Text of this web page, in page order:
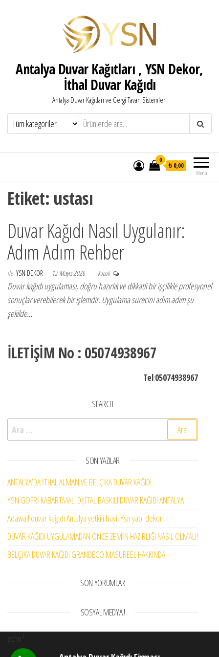
Antalya Duvar Kağıtları , YSN Dekor,
İthal Duvar Kağıdı
Antalya Duvar Kağıtları ve Gergi Tavan Sistemleri
Menü
0
₺ 0,00
Etiket: ustası
Duvar Kağıdı Nasıl Uygulanır:
Adım Adım Rehber
ile YSN DEKOR 12 Mayıs 2026 Kapalı
Duvar kağıdı uygulaması, doğru hazırlık ve dikkatli bir işçilikle profesyonel
sonuçlar verebilecek bir işlemdir. Uygulama sürecini adım adım şu
şekilde…
İLETİŞİM No : 05074938967
Tel:05074938967
SEARCH
Arama:
SON YAZILAR
ANTALYA’DA İTHAL ALMAN VE BELÇİKA DUVAR KAĞIDI .
YSN GOFRİ KABARTMALI DİJİTAL BASKILI DUVAR KAĞIDI ANTALYA
Adawall duvar kağıdı Antalya yetkili bayii Ysn yapı dekor
DUVAR KAĞIDI UYGULAMADAN ÖNCE ZEMİN HAZIRLIĞI NASIL OLMALI!
BELÇİKA DUVAR KAĞIDI GRANDECO MASUREEL HAKKINDA
SON YORUMLAR
SOSYAL MEDYA !
echo '